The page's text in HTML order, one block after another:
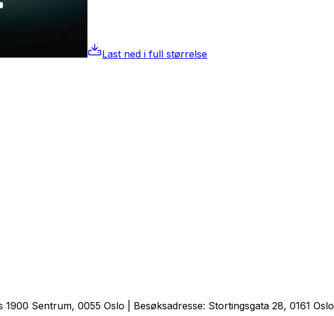
Last ned i full størrelse
1900 Sentrum, 0055 Oslo | Besøksadresse: Stortingsgata 28, 0161 Oslo